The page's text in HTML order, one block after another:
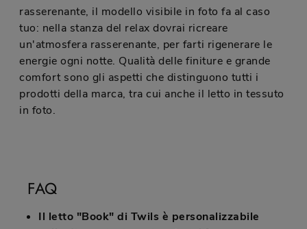
rasserenante, il modello visibile in foto fa al caso
tuo: nella stanza del relax dovrai ricreare
un'atmosfera rasserenante, per farti rigenerare le
energie ogni notte. Qualità delle finiture e grande
comfort sono gli aspetti che distinguono tutti i
prodotti della marca, tra cui anche il letto in tessuto
in foto.
FAQ
Il letto "Book" di Twils è personalizzabile